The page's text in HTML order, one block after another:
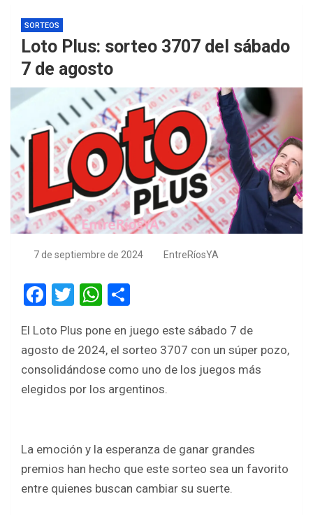
SORTEOS
Loto Plus: sorteo 3707 del sábado
7 de agosto
7 de septiembre de 2024 EntreRíosYA
F
ce
b
o
T
tt
er
W
at
s
A
ar
e
El Loto Plus pone en juego este sábado 7 de
agosto de 2024, el sorteo 3707 con un súper pozo,
consolidándose como uno de los juegos más
elegidos por los argentinos.
La emoción y la esperanza de ganar grandes
premios han hecho que este sorteo sea un favorito
entre quienes buscan cambiar su suerte.